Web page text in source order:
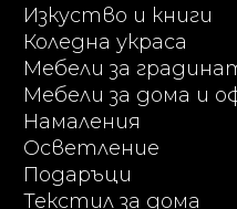
Изкуство и книги
Коледна украса
Мебели за
Мебели за дома и
Намаления
Осветление
Подаръци
Текстил за дома